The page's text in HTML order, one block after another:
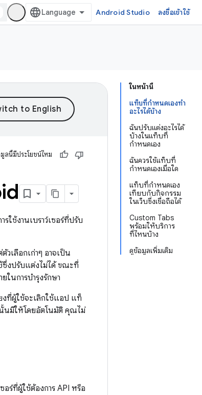
Android Studio ลงชื่อเข้าใช้
ในหน้านี้
แท็บที่กำหนดเองทำ
อะไรได้บ้าง
ฉันปรับแต่งอะไรได้
บ้างในแท็บที่
กำหนดเอง
ฉันควรใช้แท็บที่
กำหนดเองเมื่อใด
แท็บที่กำหนดเอง
เทียบกับกิจกรรม
ในเว็บซึ่งเชื่อถือได้
Custom Tabs
พร้อมให้บริการ
ที่ไหนบ้าง
ดูข้อมูลเพิ่มเติม
ลนี้มีประโยชน์ไหม
ใช้งานเบราว์เซอร์ที่ปรับ
เลือกเก่าๆ อาจเป็น
ซึ่งปรับแต่งไม่ได้ ขณะที่
ในการบำรุงรักษา
งที่ผู้ใช้จะเลิกใช้แอป แท็
นั้นมีให้โดยอัตโนมัติ คุณไม่
อร์ที่ผู้ใช้ต้องการ API หรือ